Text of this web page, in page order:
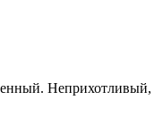
Неприхотливый,